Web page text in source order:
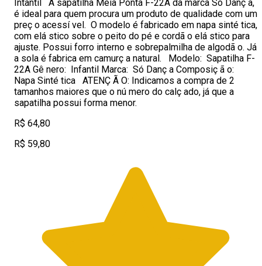
Intantil A sapatilha Meia Ponta F-22A da marca Só Danç a,
é ideal para quem procura um produto de qualidade com um
preç o acessí vel. O modelo é fabricado em napa sinté tica,
com elá stico sobre o peito do pé e cordã o elá stico para
ajuste. Possui forro interno e sobrepalmilha de algodã o. Já
a sola é fabrica em camurç a natural. Modelo: Sapatilha F-
22A Gê nero: Infantil Marca: Só Danç a Composiç ã o:
Napa Sinté tica ATENÇ Ã O: Indicamos a compra de 2
tamanhos maiores que o nú mero do calç ado, já que a
sapatilha possui forma menor.
R$ 64,80
R$ 59,80